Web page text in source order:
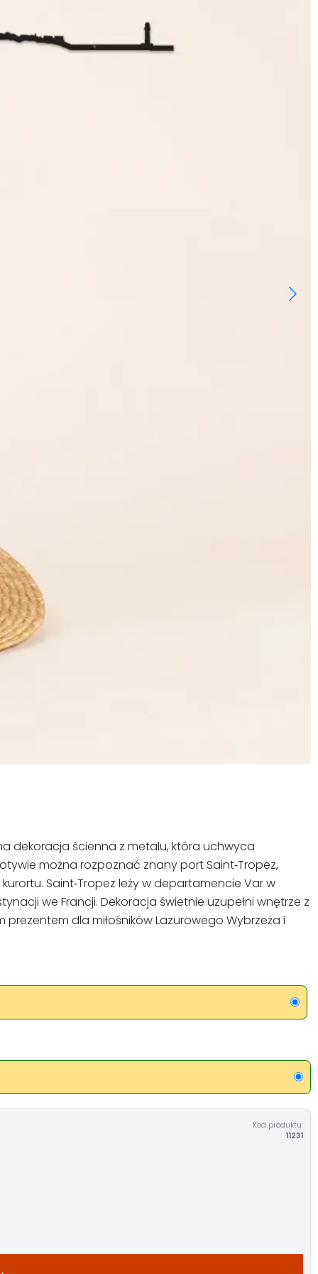
dekoracja ścienna z metalu, która uchwyca
można rozpoznać znany port Saint‑Tropez,
Saint‑Tropez leży w departamencie Var w
we Francji. Dekoracja świetnie uzupełni wnętrze z
dla miłośników Lazurowego Wybrzeża i
Kod produktu:
11231